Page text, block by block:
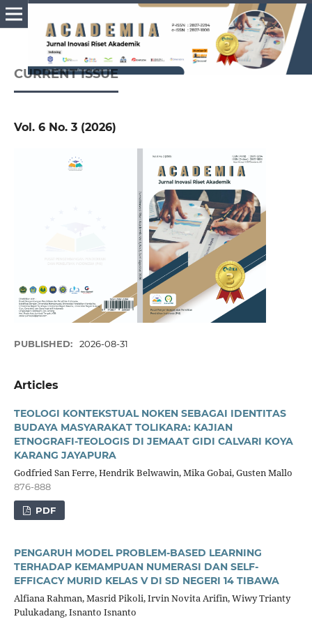
CURRENT ISSUE
Vol. 6 No. 3 (2026)
PUBLISHED: 2026-08-31
Articles
TEOLOGI KONTEKSTUAL NOKEN SEBAGAI IDENTITAS
BUDAYA MASYARAKAT TOLIKARA: KAJIAN
ETNOGRAFI-TEOLOGIS DI JEMAAT GIDI CALVARI KOYA
KARANG JAYAPURA
Godfried San Ferre, Hendrik Belwawin, Mika Gobai, Gusten Mallo
876-888
PDF
PENGARUH MODEL PROBLEM-BASED LEARNING
TERHADAP KEMAMPUAN NUMERASI DAN SELF-
EFFICACY MURID KELAS V DI SD NEGERI 14 TIBAWA
Alfiana Rahman, Masrid Pikoli, Irvin Novita Arifin, Wiwy Trianty
Pulukadang, Isnanto Isnanto